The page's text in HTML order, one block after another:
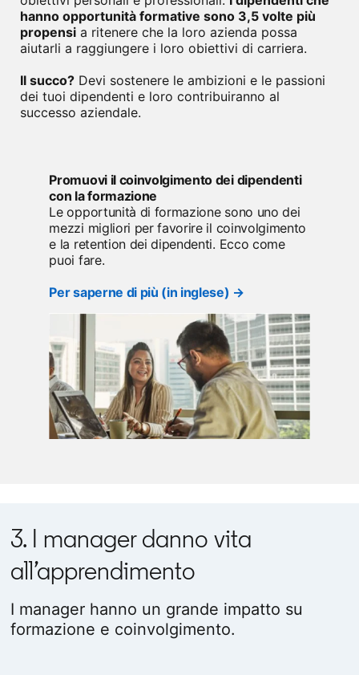
hanno opportunità formative sono 3,5 volte più
propensi a ritenere che la loro azienda possa
aiutarli a raggiungere i loro obiettivi di carriera.
Il succo? Devi sostenere le ambizioni e le passioni
dei tuoi dipendenti e loro contribuiranno al
successo aziendale.
Promuovi il coinvolgimento dei dipendenti
con la formazione
Le opportunità di formazione sono uno dei
mezzi migliori per favorire il coinvolgimento
e la retention dei dipendenti. Ecco come
puoi fare.
Per saperne di più (in inglese) →
3. I manager danno vita
all’apprendimento
I manager hanno un grande impatto su
formazione e coinvolgimento.